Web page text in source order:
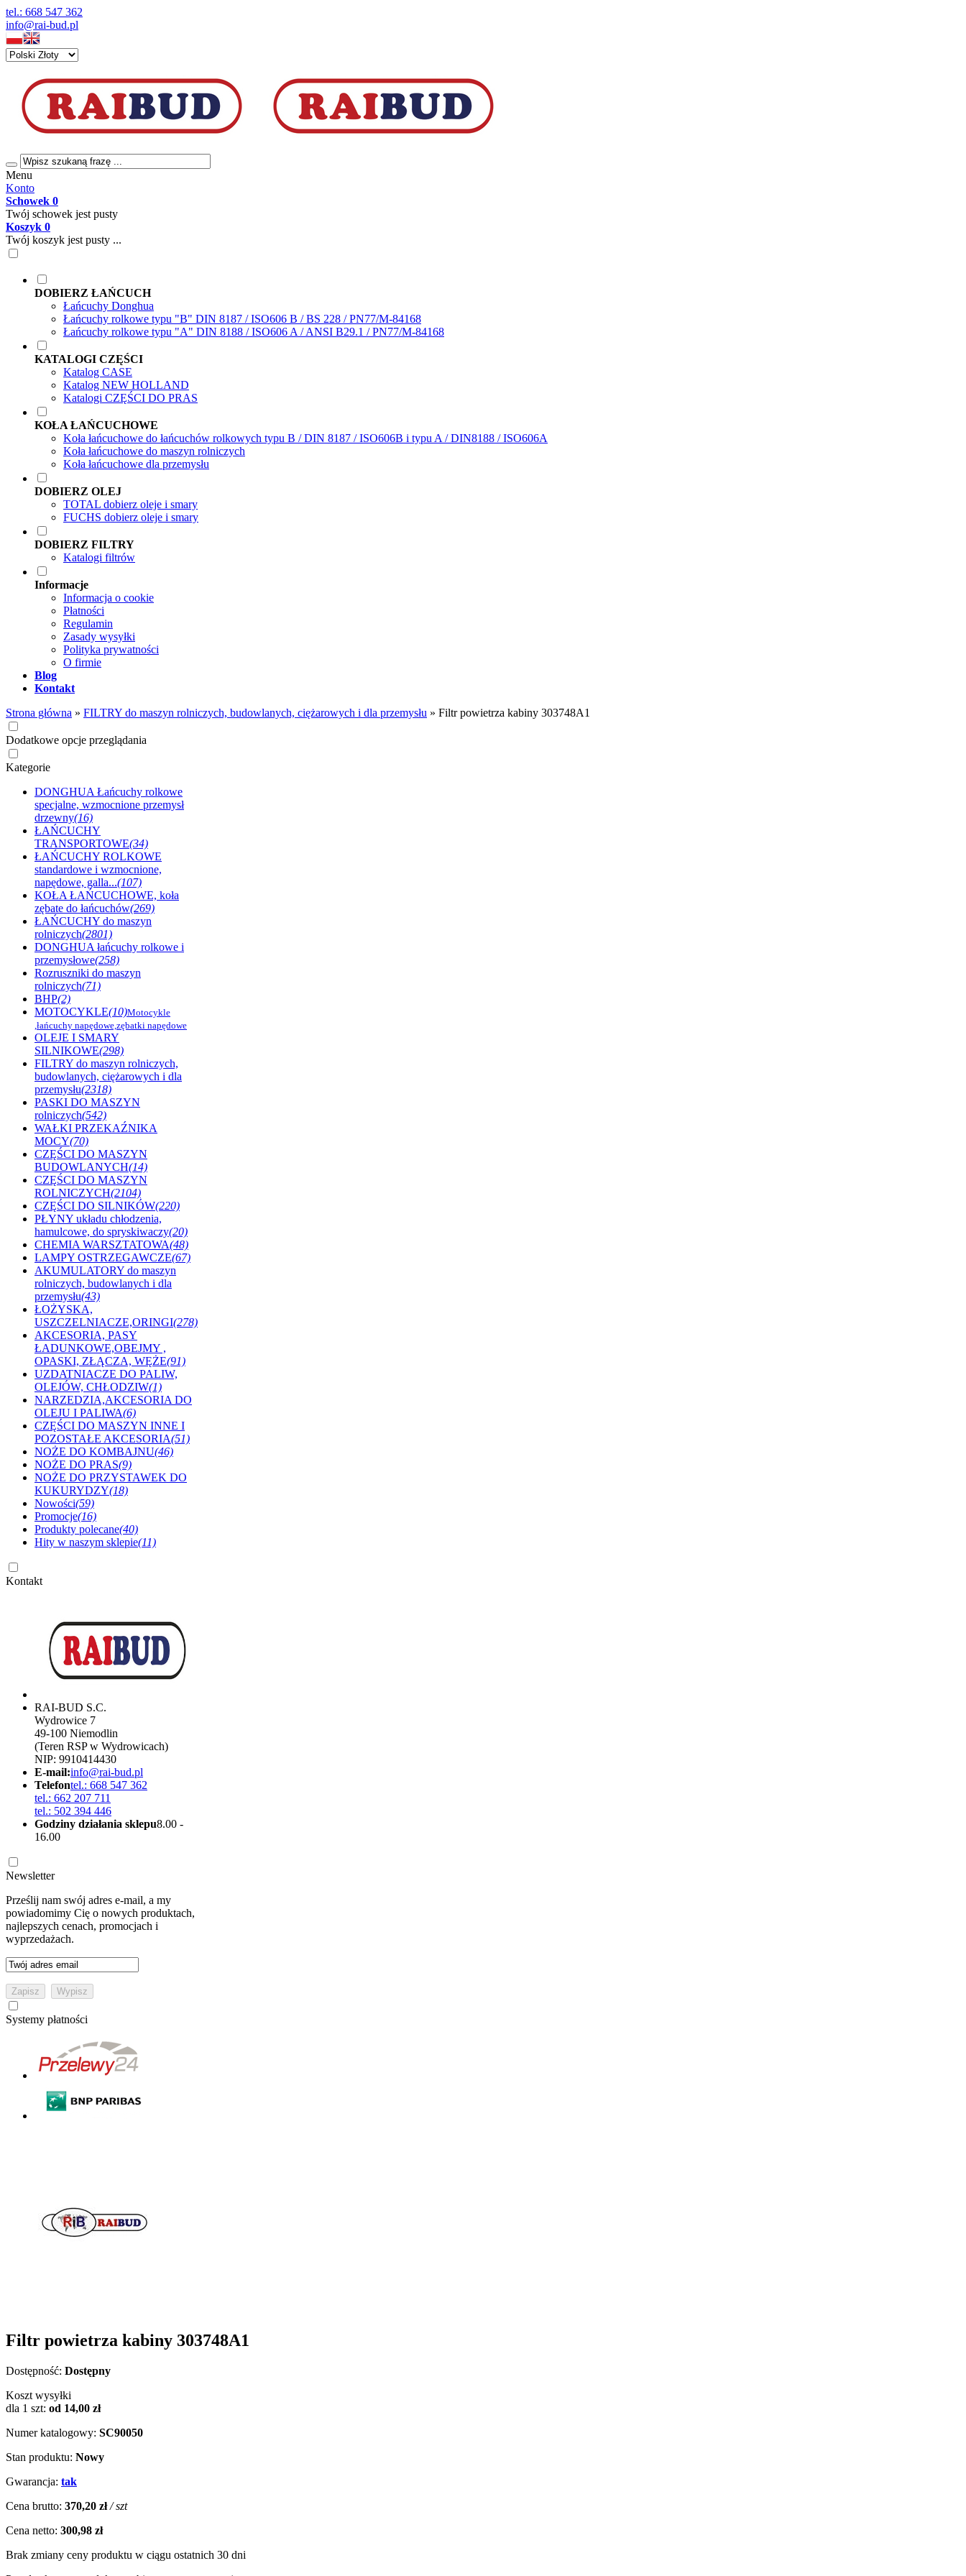
tel.: 668 547 362
info@rai-bud.pl
Menu
Konto
Schowek 0
Twój schowek jest pusty
Koszyk 0
Twój koszyk jest pusty ...
DOBIERZ ŁAŃCUCH
Łańcuchy Donghua
Łańcuchy rolkowe typu "B" DIN 8187 / ISO606 B / BS 228 / PN77/M-84168
Łańcuchy rolkowe typu "A" DIN 8188 / ISO606 A / ANSI B29.1 / PN77/M-84168
KATALOGI CZĘŚCI
Katalog CASE
Katalog NEW HOLLAND
Katalogi CZĘŚCI DO PRAS
KOŁA ŁAŃCUCHOWE
Koła łańcuchowe do łańcuchów rolkowych typu B / DIN 8187 / ISO606B i typu A / DIN8188 / ISO606A
Koła łańcuchowe do maszyn rolniczych
Koła łańcuchowe dla przemysłu
DOBIERZ OLEJ
TOTAL dobierz oleje i smary
FUCHS dobierz oleje i smary
DOBIERZ FILTRY
Katalogi filtrów
Informacje
Informacja o cookie
Płatności
Regulamin
Zasady wysyłki
Polityka prywatności
O firmie
Blog
Kontakt
Strona główna » FILTRY do maszyn rolniczych, budowlanych, ciężarowych i dla przemysłu » Filtr powietrza kabiny 303748A1
Dodatkowe opcje przeglądania
Kategorie
DONGHUA Łańcuchy rolkowe
specjalne, wzmocnione przemysł
drzewny(16)
ŁAŃCUCHY
TRANSPORTOWE(34)
ŁAŃCUCHY ROLKOWE
standardowe i wzmocnione,
napędowe, galla...(107)
KOŁA ŁAŃCUCHOWE, koła
zębate do łańcuchów(269)
ŁAŃCUCHY do maszyn
rolniczych(2801)
DONGHUA łańcuchy rolkowe i
przemysłowe(258)
Rozruszniki do maszyn
rolniczych(71)
BHP(2)
MOTOCYKLE(10)Motocykle
,łańcuchy napędowe,zębatki napędowe
OLEJE I SMARY
SILNIKOWE(298)
FILTRY do maszyn rolniczych,
budowlanych, ciężarowych i dla
przemysłu(2318)
PASKI DO MASZYN
rolniczych(542)
WAŁKI PRZEKAŹNIKA
MOCY(70)
CZĘŚCI DO MASZYN
BUDOWLANYCH(14)
CZĘŚCI DO MASZYN
ROLNICZYCH(2104)
CZĘŚCI DO SILNIKÓW(220)
PŁYNY układu chłodzenia,
hamulcowe, do spryskiwaczy(20)
CHEMIA WARSZTATOWA(48)
LAMPY OSTRZEGAWCZE(67)
AKUMULATORY do maszyn
rolniczych, budowlanych i dla
przemysłu(43)
ŁOŻYSKA,
USZCZELNIACZE,ORINGI(278)
AKCESORIA, PASY
ŁADUNKOWE,OBEJMY ,
OPASKI, ZŁĄCZA, WĘŻE(91)
UZDATNIACZE DO PALIW,
OLEJÓW, CHŁODZIW(1)
NARZEDZIA,AKCESORIA DO
OLEJU I PALIWA(6)
CZĘŚCI DO MASZYN INNE I
POZOSTAŁE AKCESORIA(51)
NOŻE DO KOMBAJNU(46)
NOŻE DO PRAS(9)
NOŻE DO PRZYSTAWEK DO
KUKURYDZY(18)
Nowości(59)
Promocje(16)
Produkty polecane(40)
Hity w naszym sklepie(11)
Kontakt
RAI-BUD S.C.
Wydrowice 7
49-100 Niemodlin
(Teren RSP w Wydrowicach)
NIP: 9910414430
E-mail:info@rai-bud.pl
Telefontel.: 668 547 362
tel.: 662 207 711
tel.: 502 394 446
Godziny działania sklepu8.00 -
16.00
Newsletter
Prześlij nam swój adres e-mail, a my
powiadomimy Cię o nowych produktach,
najlepszych cenach, promocjach i
wyprzedażach.
Systemy płatności
Filtr powietrza kabiny 303748A1
Dostępność: Dostępny
Koszt wysyłki
dla 1 szt: od 14,00 zł
Numer katalogowy: SC90050
Stan produktu: Nowy
Gwarancja: tak
Cena brutto: 370,20 zł / szt
Cena netto: 300,98 zł
Brak zmiany ceny produktu w ciągu ostatnich 30 dni